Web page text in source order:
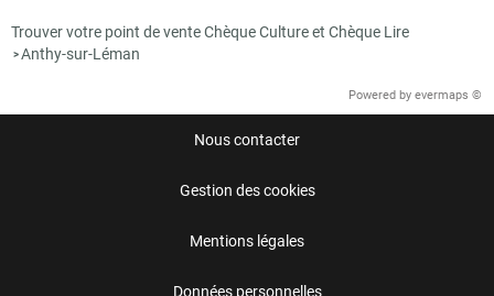
Trouver votre point de vente Chèque Culture et Chèque Lire
>Anthy-sur-Léman
Powered by evermaps ©
Nous contacter
Gestion des cookies
Mentions légales
Données personnelles